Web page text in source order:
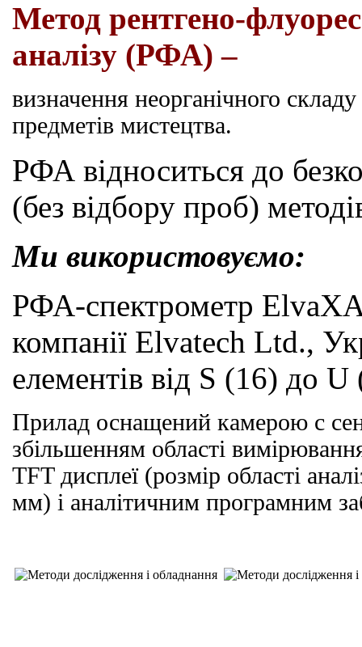
Метод рентгено-
аналізу (РФА) –
визначення неорганічного
предметів мистецтва.
РФА відноситься до
(без відбору проб)
Ми використовуємо:
РФА-спектрометр
компанії Elvatech Ltd.,
елементів від S (16) до U
Прилад оснащений камерою c
збільшенням області
TFTдисплеї (розмір області
мм) і аналітичним програмним